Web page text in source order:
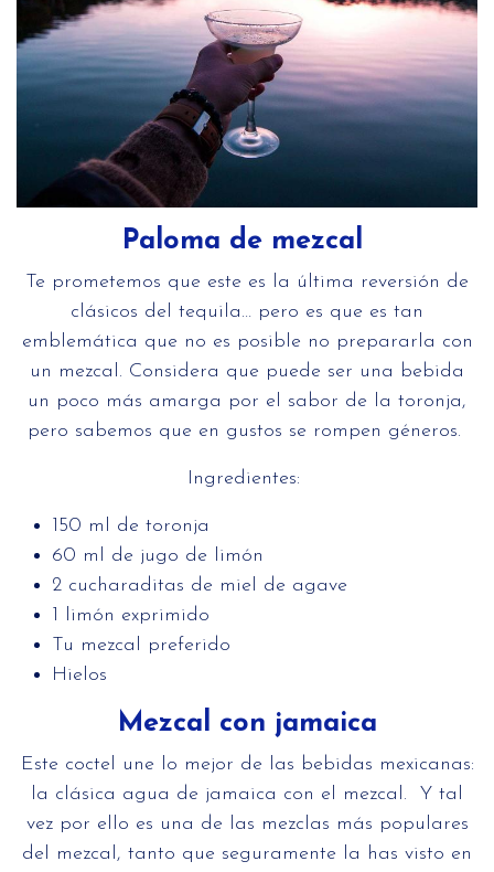
Paloma de mezcal
Te prometemos que este es la última reversión de
clásicos del tequila… pero es que es tan
emblemática que no es posible no prepararla con
un mezcal. Considera que puede ser una bebida
un poco más amarga por el sabor de la toronja,
pero sabemos que en gustos se rompen géneros.
Ingredientes:
150 ml de toronja
60 ml de jugo de limón
2 cucharaditas de miel de agave
1 limón exprimido
Tu mezcal preferido
Hielos
Mezcal con jamaica
Este coctel une lo mejor de las bebidas mexicanas:
la clásica agua de jamaica con el mezcal. Y tal
vez por ello es una de las mezclas más populares
del mezcal, tanto que seguramente la has visto en